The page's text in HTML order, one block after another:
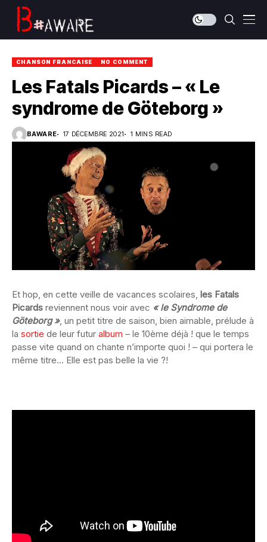
CHANSON FRANCAISE NO COMMENT
Les Fatals Picards – « Le
syndrome de Göteborg »
BAWARE 17 DÉCEMBRE 2021 1 MINS READ
Et hop, en cette veille de vacances scolaires, les Fatals
Picards reviennent nous voir avec « le Syndrome de
Göteborg », un petit titre de saison, bien aimable, prélude à
la sortie de leur futur album – le 10ème déjà ! que le temps
passe vite quand on chante n’importe quoi ! – qui portera le
même titre… Elle est pas belle la vie ?!